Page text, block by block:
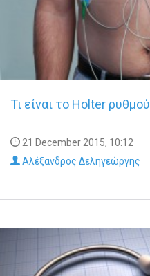
Τι είναι το Holter ρυθμού
21 December 2015, 10:12
Αλέξανδρος Δεληγεώργης